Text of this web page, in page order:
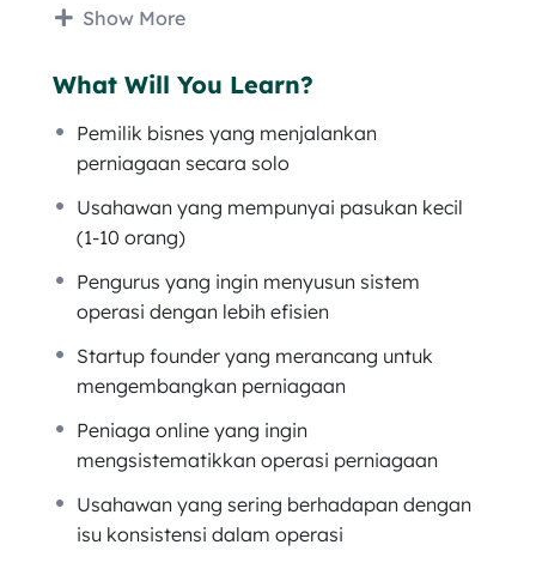
pastinya tahu apa itu SOP.
Namun, adakah anda sendiri mengaplikasikan
Untuk membuatkan kita benar-benar
pertama kita perlu tanya adalah… Apa
sebenarnya SOP?
SOP adalah cara kita membuat sesuatu kerja.
Contoh paling mudah untuk kita adalah solat.
Didalam solat, kita ada rukun solat yang kita
dengan tahiyat dulu baru takbiratulihram kan?
Solat pun ada flow atau SOP yang tersendiri.
Begitu jugalah bisnes anda. Ada SOP yang
Show More
What Will You Learn?
Pemilik bisnes yang menjalankan
perniagaan secara solo
Usahawan yang mempunyai pasukan kecil
(1-10 orang)
Pengurus yang ingin menyusun sistem
operasi dengan lebih efisien
Startup founder yang merancang untuk
mengembangkan perniagaan
Peniaga online yang ingin
mengsistematikkan operasi perniagaan
Usahawan yang sering berhadapan dengan
isu konsistensi dalam operasi